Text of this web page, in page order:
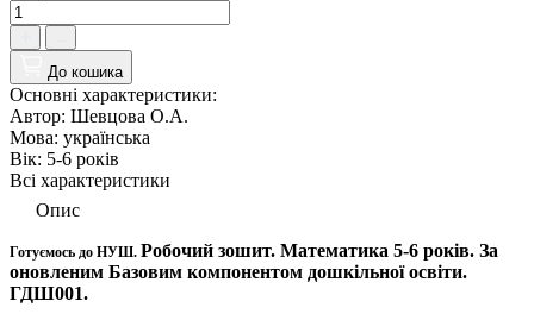
До кошика
Основні характеристики:
Автор: Шевцова О.А.
Мова: українська
Вік: 5-6 рокiв
Всі характеристики
Опис
Готуємось до НУШ. Робочий зошит. Математика 5-6 років. За
оновленим Базовим компонентом дошкільної освіти.
ГДШ001.